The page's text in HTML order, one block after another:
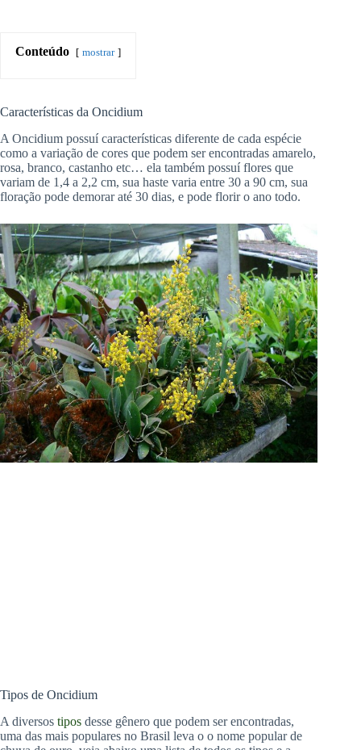
Conteúdo mostrar
Características da Oncidium
A Oncidium possuí características diferente de cada espécie
como a variação de cores que podem ser encontradas amarelo,
rosa, branco, castanho etc… ela também possuí flores que
variam de 1,4 a 2,2 cm, sua haste varia entre 30 a 90 cm, sua
floração pode demorar até 30 dias, e pode florir o ano todo.
Tipos de Oncidium
A diversos tipos desse gênero que podem ser encontradas,
uma das mais populares no Brasil leva o o nome popular de